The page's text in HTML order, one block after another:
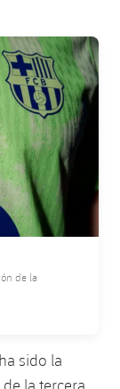
de la
sido la
la tercera